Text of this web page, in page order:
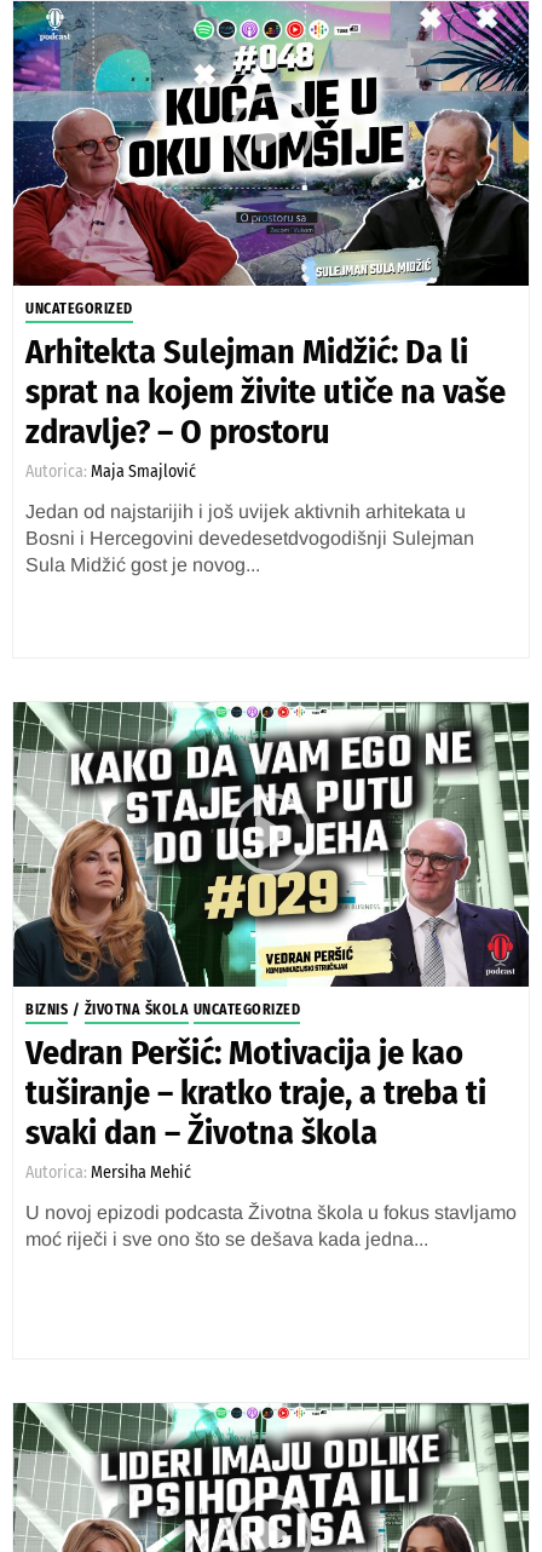
UNCATEGORIZED
Arhitekta Sulejman Midžić: Da li
sprat na kojem živite utiče na vaše
zdravlje? – O prostoru
Autorica: Maja Smajlović
Jedan od najstarijih i još uvijek aktivnih arhitekata u
Bosni i Hercegovini devedesetdvogodišnji Sulejman
Sula Midžić gost je novog...
BIZNIS / ŽIVOTNA ŠKOLA UNCATEGORIZED
Vedran Peršić: Motivacija je kao
tuširanje – kratko traje, a treba ti
svaki dan – Životna škola
Autorica: Mersiha Mehić
U novoj epizodi podcasta Životna škola u fokus stavljamo
moć riječi i sve ono što se dešava kada jedna...